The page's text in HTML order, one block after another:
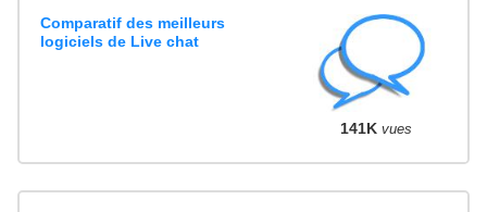
Comparatif des meilleurs
logiciels de Live chat
141K vues